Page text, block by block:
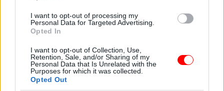
I want to opt-out of processing my
Personal Data for Targeted Advertising.
Opted In
I want to opt-out of Collection, Use,
Retention, Sale, and/or Sharing of my
Personal Data that Is Unrelated with the
Purposes for which it was collected.
Opted Out
Süti és Cookie
tájékoztató
a húgom fiát, mintha
a sajátom…
4 éves kisfiam a